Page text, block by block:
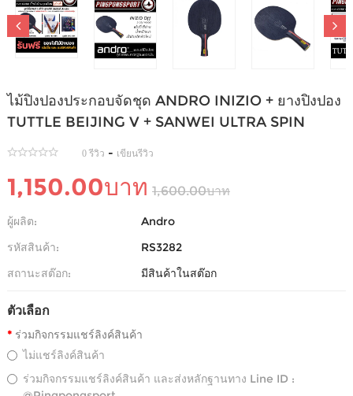
ไม้ปิงปองประกอบจัดชุด ANDRO INIZIO + ยางปิงปอง
TUTTLE BEIJING V + SANWEI ULTRA SPIN
0 รีวิว - เขียนรีวิว
1,150.00บาท 1,600.00บาท
ผู้ผลิต:
Andro
รหัสสินค้า:
RS3282
สถานะสต๊อก:
มีสินค้าในสต๊อก
ตัวเลือก
ร่วมกิจกรรมแชร์ลิงค์สินค้า
ไม่แชร์ลิงค์สินค้า
ร่วมกิจกรรมแชร์ลิงค์สินค้า และส่งหลักฐานทาง Line ID :